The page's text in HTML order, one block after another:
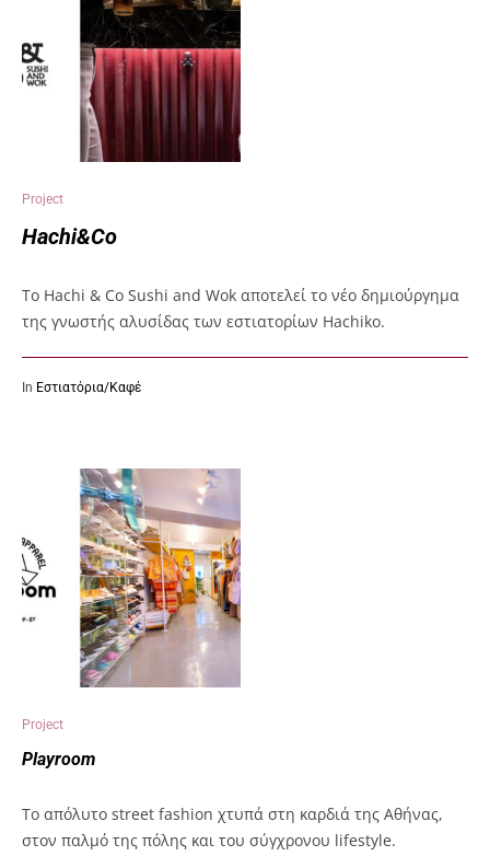
Project
Hachi&Co
Το Hachi & Co Sushi and Wok αποτελεί το νέο δημιούργημα
της γνωστής αλυσίδας των εστιατορίων Hachiko.
In Εστιατόρια/Καφέ
Project
Playroom
To απόλυτο street fashion χτυπά στη καρδιά της Αθήνας,
στον παλμό της πόλης και του σύγχρονου lifestyle.